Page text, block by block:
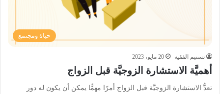
حياة ومجتمع
تسنيم الفقيه 20 مايو، 2023
أهميَّة الاستشارة الزوجيَّة قبل الزواج
تعدُّ الاستشارة الزوجيَّة قبل الزواج أمرًا مهمًّا يمكن أن يكون له دور